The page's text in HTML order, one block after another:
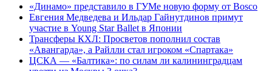
«Динамо» представило в ГУМе новую форму от Bosco
Евгения Медведева и Ильдар Гайнутдинов примут
участие в Young Star Ballet в Японии
Трансферы КХЛ: Просветов пополнил состав
«Авангарда», а Райлли стал игроком «Спартака»
ЦСКА — «Балтика»: по силам ли калининградцам